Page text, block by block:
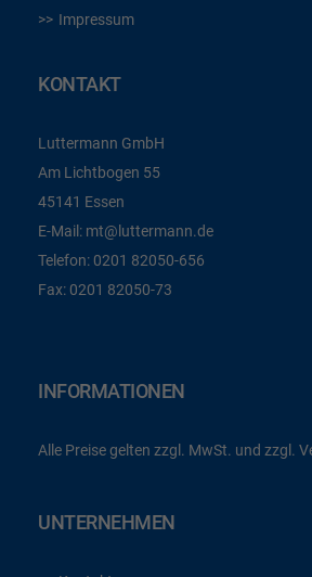
Impressum
KONTAKT
Luttermann GmbH
Am Lichtbogen 55
45141 Essen
E-Mail: mt@luttermann.de
Telefon: 0201 82050-656
Fax: 0201 82050-73
INFORMATIONEN
Alle Preise gelten zzgl. MwSt. und zzgl.
UNTERNEHMEN